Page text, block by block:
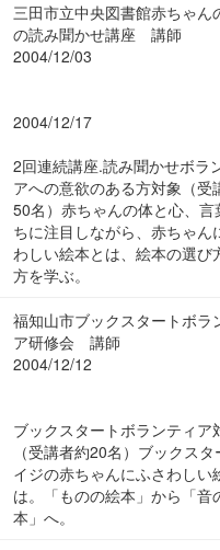
三田市立中央図書館赤ちゃん
の読み聞かせ講座 講師
2004/12/03
2004/12/17
2回連続講座.読み聞かせボラ
アへの意欲のある方対象（受
50名）赤ちゃんの体と心、言
ちに注目しながら、赤ちゃん
わしい絵本とは、絵本の選び
方を学ぶ。
福知山市ブックスタートボラ
ア研修会 講師
2004/12/12
ブックスタートボランティア
（受講者約20名）ブックスタ
イジの赤ちゃんにふさわしい
は。「ものの絵本」から「音
本」へ。